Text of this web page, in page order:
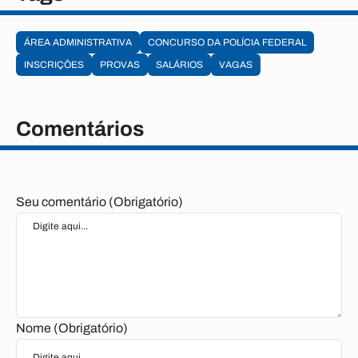
ÁREA ADMINISTRATIVA
CONCURSO DA POLÍCIA FEDERAL
INSCRIÇÕES
PROVAS SALÁRIOS VAGAS
Comentários
Seu comentário (Obrigatório)
Nome (Obrigatório)